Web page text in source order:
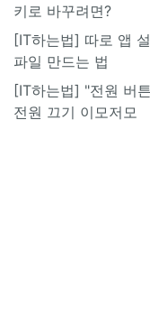
키로 바꾸려면?
[IT하는법] 따로 앱
파일 만드는 법
[IT하는법] "전원 버
전원 끄기 이모저모